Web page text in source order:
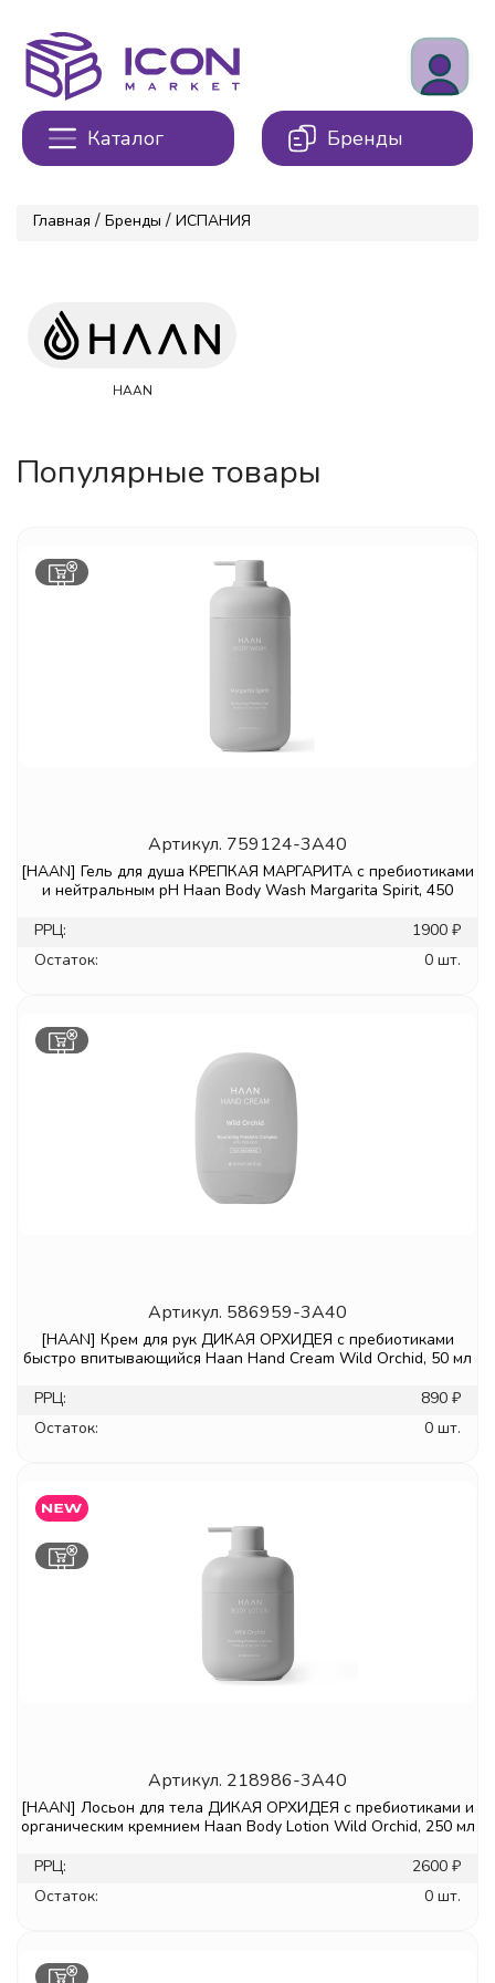
Каталог Бренды
Главная / Бренды / ИСПАНИЯ
HAAN
Популярные товары
Артикул. 759124-3A40
[HAAN] Гель для душа КРЕПКАЯ МАРГАРИТА с пребиотиками
и нейтральным pH Haan Body Wash Margarita Spirit, 450
РРЦ:
1900 ₽
Остаток:
0 шт.
Артикул. 586959-3A40
[HAAN] Крем для рук ДИКАЯ ОРХИДЕЯ с пребиотиками
быстро впитывающийся Haan Hand Cream Wild Orchid, 50 мл
РРЦ:
890 ₽
Остаток:
0 шт.
Артикул. 218986-3A40
[HAAN] Лосьон для тела ДИКАЯ ОРХИДЕЯ с пребиотиками и
органическим кремнием Haan Body Lotion Wild Orchid, 250 мл
РРЦ:
2600 ₽
Остаток:
0 шт.